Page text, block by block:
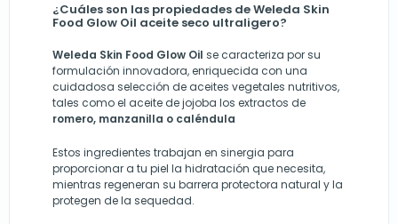
¿Cuáles son las propiedades de Weleda Skin
Food Glow Oil aceite seco ultraligero?
Weleda Skin Food Glow Oil se caracteriza por su
formulación innovadora, enriquecida con una
cuidadosa selección de aceites vegetales nutritivos,
tales como el aceite de jojoba los extractos de
romero, manzanilla o caléndula
Estos ingredientes trabajan en sinergia para
proporcionar a tu piel la hidratación que necesita,
mientras regeneran su barrera protectora natural y la
protegen de la sequedad.